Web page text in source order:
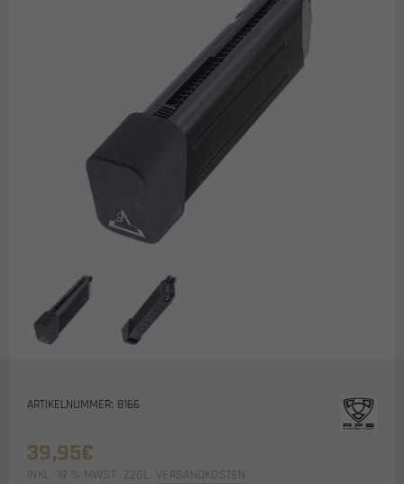
ARTIKELNUMMER: 8166
39,95€
INKL. 19 % MWST. ZZGL. VERSANDKOSTEN